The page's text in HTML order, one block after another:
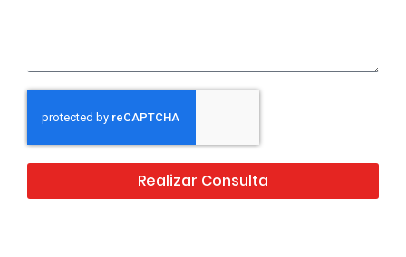
Realizar Consulta